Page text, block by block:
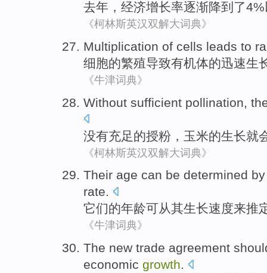
去年 ， 经济增长率逐渐降到了
《柯林斯英汉双解大词典》
Multiplication of cells leads to
细胞的繁殖导致有机体的迅速生
《牛津词典》
Without sufficient pollination
没有充足的授粉 ， 玉米的生长就
《柯林斯英汉双解大词典》
Their age can be determined
rate.
它们的年龄可从其生长速度来推
《牛津词典》
The new trade agreement
economic growth.